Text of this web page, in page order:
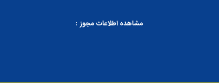
مشاهده اطلاعات مجوز :